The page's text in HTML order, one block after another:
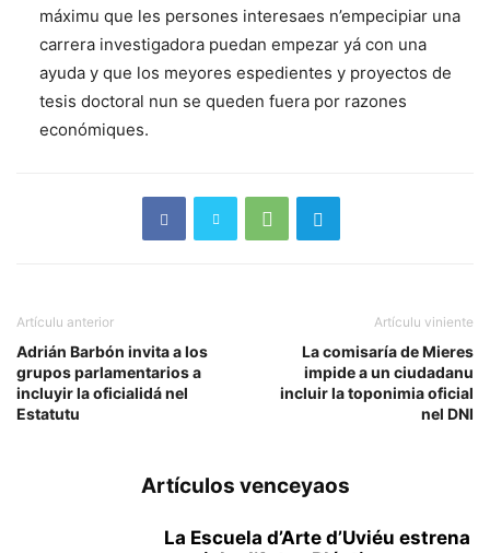
máximu que les persones interesaes n’empecipiar una
carrera investigadora puedan empezar yá con una
ayuda y que los meyores espedientes y proyectos de
tesis doctoral nun se queden fuera por razones
económiques.
Artículu anterior
Adrián Barbón invita a los
grupos parlamentarios a
incluyir la oficialidá nel
Estatutu
Artículu viniente
La comisaría de Mieres
impide a un ciudadanu
incluir la toponimia oficial
nel DNI
Artículos venceyaos
La Escuela d’Arte d’Uviéu estrena